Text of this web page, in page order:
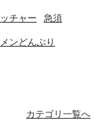
チャー 急須
ンどんぶり
カテゴリ一覧へ